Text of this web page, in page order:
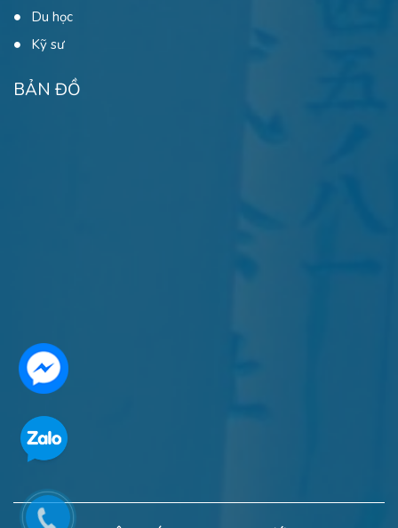
Du học
Kỹ sư
BẢN ĐỒ